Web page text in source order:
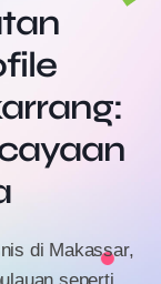
di Makassar,